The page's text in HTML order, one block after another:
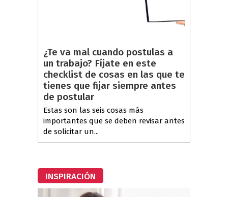
¿Te va mal cuando postulas a
un trabajo? Fíjate en este
checklist de cosas en las que te
tienes que fijar siempre antes
de postular
Estas son las seis cosas más
importantes que se deben revisar antes
de solicitar un...
INSPIRACIÓN